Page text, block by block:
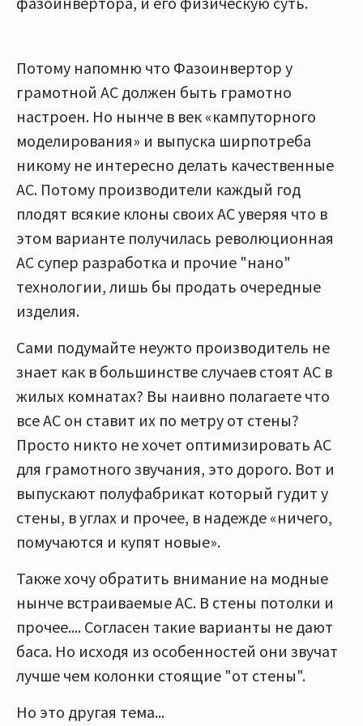
Потому напомню что Фазоинвертор у
грамотной АС должен быть грамотно
настроен. Но нынче в век «кампуторного
моделирования» и выпуска ширпотреба
никому не интересно делать качественные
АС. Потому производители каждый год
плодят всякие клоны своих АС уверяя что в
этом варианте получилась революционная
АС супер разработка и прочие "нано"
технологии, лишь бы продать очередные
изделия.
Сами подумайте неужто производитель не
знает как в большинстве случаев стоят АС в
жилых комнатах? Вы наивно полагаете что
все АС он ставит их по метру от стены?
Просто никто не хочет оптимизировать АС
для грамотного звучания, это дорого. Вот и
выпускают полуфабрикат который гудит у
стены, в углах и прочее, в надежде «ничего,
помучаются и купят новые».
Также хочу обратить внимание на модные
нынче встраиваемые АС. В стены потолки и
прочее.... Согласен такие варианты не дают
баса. Но исходя из особенностей они звучат
лучше чем колонки стоящие "от стены".
Но это другая тема...